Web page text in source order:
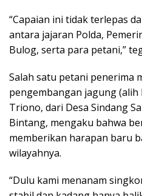
“Capaian ini tidak terlepas
antara jajaran Polda,
Bulog, serta para petani,”
Salah satu petani penerima
pengembangan jagung (alih
Triono, dari Desa Sindang
Bintang, mengaku bahwa
memberikan harapan baru
wilayahnya.
“Dulu kami menanam